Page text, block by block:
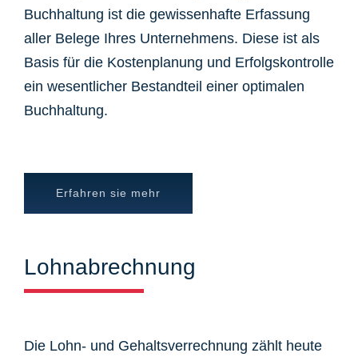
Buchhaltung ist die gewissenhafte Erfassung
aller Belege Ihres Unternehmens. Diese ist als
Basis für die Kostenplanung und Erfolgskontrolle
ein wesentlicher Bestandteil einer optimalen
Buchhaltung.
Erfahren sie mehr
Lohnabrechnung
Die Lohn- und Gehaltsverrechnung zählt heute